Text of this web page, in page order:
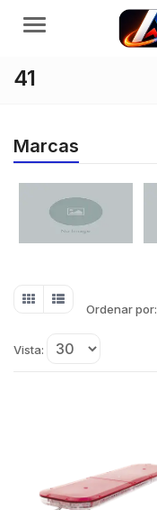
Menú
41
Marcas
Ordenar por:
Vista: